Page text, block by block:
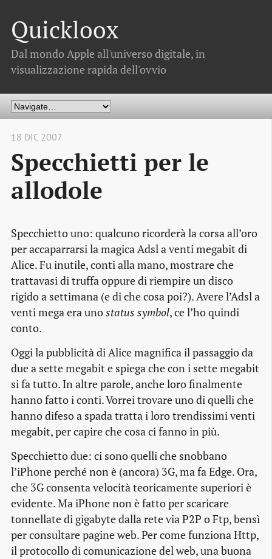
Quickloox
Dal mondo Apple all'universo digitale, in
visualizzazione rapida dell'ovvio
18 DIC 2007
Specchietti per le
allodole
Specchietto uno: qualcuno ricorderà la corsa all’oro
per accaparrarsi la magica Adsl a venti megabit di
Alice. Fu inutile, conti alla mano, mostrare che
trattavasi di truffa oppure di riempire un disco
rigido a settimana (e di che cosa poi?). Avere l’Adsl a
venti mega era unostatus symbol, ce l’ho quindi
conto.
Oggi la pubblicità di Alice magnifica il passaggio da
due a sette megabit e spiega che con i sette megabit
si fa tutto. In altre parole, anche loro finalmente
hanno fatto i conti. Vorrei trovare uno di quelli che
hanno difeso a spada tratta i loro trendissimi venti
megabit, per capire che cosa ci fanno in più.
Specchietto due: ci sono quelli che snobbano
l’iPhone perché non è (ancora) 3G, ma fa Edge. Ora,
che 3G consenta velocità teoricamente superiori è
evidente. Ma iPhone non è fatto per scaricare
tonnellate di gigabyte dalla rete via P2P o Ftp, bensì
per consultare pagine web. Per come funziona Http,
il protocollo di comunicazione del web, una buona